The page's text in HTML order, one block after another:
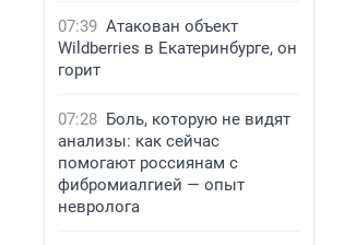
07:39 Атакован объект
Wildberries в Екатеринбурге, он
горит
07:28 Боль, которую не видят
анализы: как сейчас
помогают россиянам с
фибромиалгией — опыт
невролога